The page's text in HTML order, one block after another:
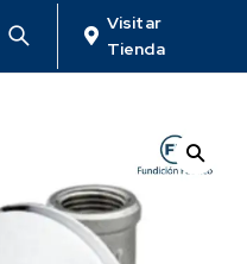
Visitar
Tienda